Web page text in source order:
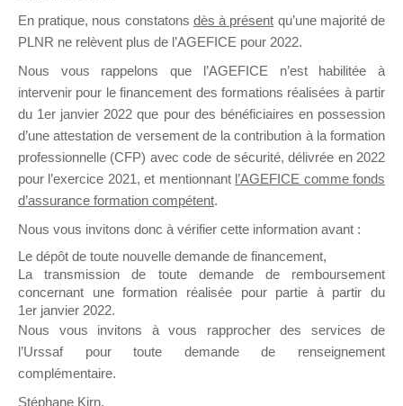
il y a un mois
Ce groupe est destiné aux Organismes de
Formation qui souhaitent répondre à l’Appel à
Propositions Mallette du Dirigeant.
Ce groupe propose un forum dédié au support
sur lequel il est possible de laisser un message
ou poser une question.
NB : Il est nécessaire d’être
pouvoir rejoindre ce groupe
En pratique, nous constatons dès à présent qu’une majorité de
PLNR ne relèvent plus de l’AGEFICE pour 2022.
Nous vous rappelons que l’AGEFICE n’est habilitée à
intervenir pour le financement des formations réalisées à partir
du 1er janvier 2022 que pour des bénéficiaires en possession
d’une attestation de versement de la contribution à la formation
professionnelle (CFP) avec code de sécurité, délivrée en 2022
pour l’exercice 2021, et mentionnant l’AGEFICE comme fonds
d’assurance formation compétent.
Nous vous invitons donc à vérifier cette information avant :
Le dépôt de toute nouvelle demande de financement,
La transmission de toute demande de remboursement
concernant une formation réalisée pour partie à partir du
1er janvier 2022.
Nous vous invitons à vous rapprocher des services de
l’Urssaf pour toute demande de renseignement
complémentaire.
Stéphane Kirn,